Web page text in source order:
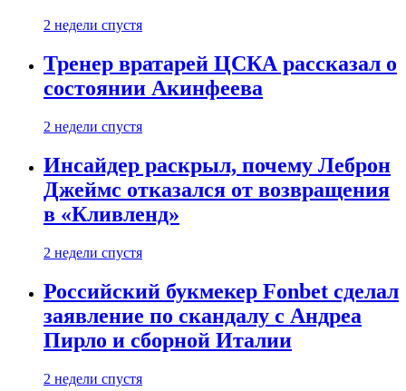
2 недели спустя
Тренер вратарей ЦСКА рассказал о
состоянии Акинфеева
2 недели спустя
Инсайдер раскрыл, почему Леброн
Джеймс отказался от возвращения
в «Кливленд»
2 недели спустя
Российский букмекер Fonbet сделал
заявление по скандалу с Андреа
Пирло и сборной Италии
2 недели спустя